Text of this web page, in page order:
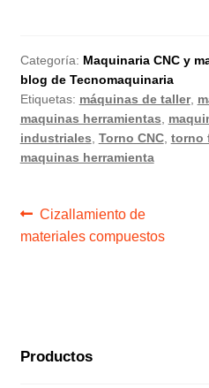
Categoría: Maquinaria CNC y
blog de Tecnomaquinaria
Etiquetas: máquinas de taller,
maquinas herramientas
industriales Torno CNC, torno
maquinas herramienta
Navegación
Anterior:
Cizallamiento de
materiales compuestos
Productos